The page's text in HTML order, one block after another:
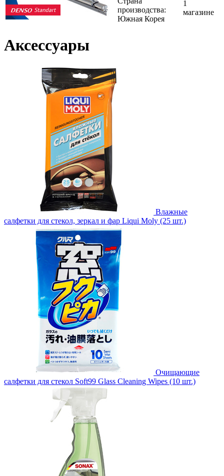
производства:
Южная Корея
1
магазине
Аксессуары
Влажные
салфетки для стекол, зеркал и фар Liqui Moly (25 шт.)
Очищающие
салфетки для стекол Soft99 Glass Cleaning Wipes (10 шт.)